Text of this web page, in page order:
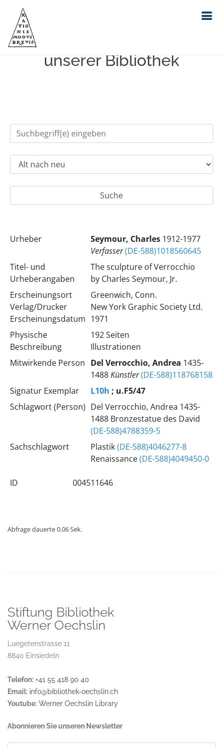
Einfache Suche im Bestand
unserer Bibliothek
Urheber Seymour, Charles 1912-1977
Verfasser(DE-588)1018560645
Titel- und
Urheberangaben
The sculpture of Verrocchio
by Charles Seymour, Jr.
Erscheinungsort
Verlag/Drucker
Erscheinungsdatum
Greenwich, Conn.
New York Graphic Society Ltd.
1971
Physische
Beschreibung
192 Seiten
Illustrationen
Mitwirkende Person Del Verrocchio, Andrea 1435-
1488Künstler(DE-588)118768158
Signatur Exemplar
L10h ; u.F5/47
Schlagwort (Person) Del Verrocchio, Andrea 1435-
1488 Bronzestatue des David
(DE-588)4788359-5
Sachschlagwort
Plastik(DE-588)4046277-8
Renaissance(DE-588)4049450-0
ID 004511646
Abfrage dauerte 0.06 Sek.
Stiftung Bibliothek
Werner Oechslin
Luegetenstrasse 11
8840 Einsiedeln
Telefon: +41 55 418 90 40
Email: info@bibliothek-oechslin.ch
Youtube: Werner Oechslin Library
Abonnieren Sie unseren Newsletter